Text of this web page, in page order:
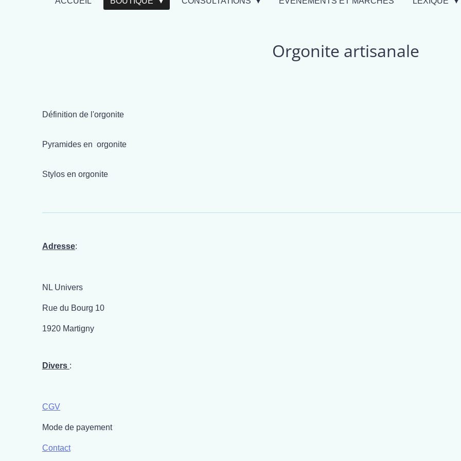
Orgonite artisanale
Définition de l'orgonite
Pyramides en orgonite
Stylos en orgonite
Adresse:
NL Univers
Rue du Bourg 10
1920 Martigny
Divers :
CGV
Mode de payement
Contact